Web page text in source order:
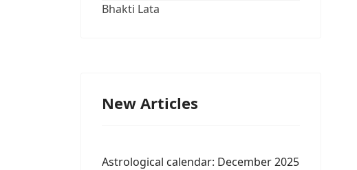
Bhakti Lata
New Articles
Astrological calendar: December 2025